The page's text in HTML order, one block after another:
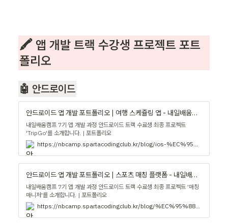
🖍️ 앱 개발 트랙 수강생 프로젝트 포트
폴리오
🤖 안드로이드
안드로이드 앱 개발 포트폴리오 | 여행 스케쥴링 앱 - 내일배움캠프 블로그
내일배움캠프 7기 앱 개발 과정 안드로이드 트랙 수료생 최종 프로젝트
'TripGo'를 소개합니다. | 포트폴리오
https://nbcamp.spartacodingclub.kr/blog/ios-%EC%95%B1-%EA%B0%9C%EB%B0%9C-%ED%8F%AC%ED%8A%B8%ED%8F%B4%EB%A6%AC%EC%98%A4-16333
안드로이드 앱 개발 포트폴리오 | 스포츠 매칭 플랫폼 - 내일배움캠프 블로그
내일배움캠프 7기 앱 개발 과정 안드로이드 트랙 수료생 최종 프로젝트 '매칭
매니저'를 소개합니다. | 포트폴리오
https://nbcamp.spartacodingclub.kr/blog/%EC%95%88%EB%93%9C%EB%A1%9C%EC%9D%B4%EB%93%9C-%EC%95%B1-%EA%B0%9C%EB%B0%9C-%ED%8F%AC%ED%8A%B8%ED%8F%B4%EB%A6%AC%EC%98%A4-%EC%8A%A4%ED%8F%AC%EC%B8%A0-%EB%A7%A4%EC%B9%AD-%ED%94%8C%EB%9E%AB%ED%8F%BC--17108